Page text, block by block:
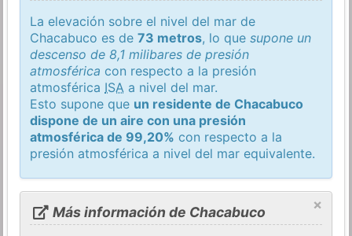
La elevación sobre el nivel del mar de
Chacabuco es de73 metros, lo quesupone un
descenso de 8,1 milibares de presión
atmosférica con respecto a la presión
atmosférica ISA a nivel del mar.
Esto supone que un residente de Chacabuco
dispone de un aire con una presión
atmosférica de 99,20% con respecto a la
presión atmosférica a nivel del mar equivalente.
×
Más información de Chacabuco